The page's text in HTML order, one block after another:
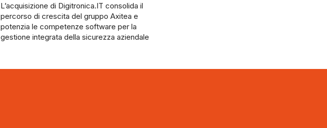
L’acquisizione di Digitronica.IT consolida il
percorso di crescita del gruppo Axitea e
potenzia le competenze software per la
gestione integrata della sicurezza aziendale